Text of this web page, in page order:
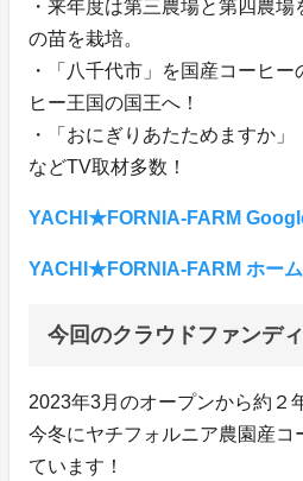
・来年度は第三農場と第四農
の苗を栽培。
・「八千代市」を国産コーヒ
ヒー王国の国王へ！
・「おにぎりあたためますか」
などTV取材多数！
YACHI★FORNIA-FARM
YACHI★FORNIA-FARM ホー
今回のクラウドファンデ
2023年3月のオープンから約２
今冬にヤチフォルニア農園産コ
ています！